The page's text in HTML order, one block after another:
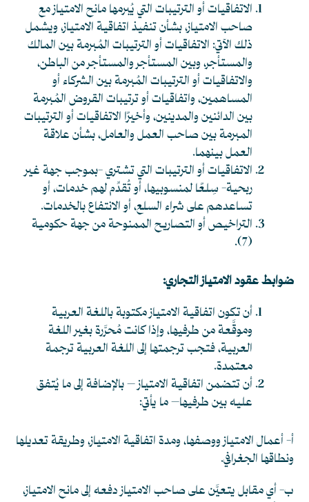
الاتفاقيات أو الترتيبات التي يُبرمها مانح الامتياز مع
صاحب الامتياز، بشأن تنفيذ اتفاقية الامتياز، ويشمل
ذلك الآتي: الاتفاقيات أو الترتيبات المُبرمة بين المالك
والمستأجر، وبين المستأجر والمستأجر من الباطن،
والاتفاقيات أو الترتيبات المُبرمة بين الشركاء أو
المساهمين، واتفاقيات أو ترتيبات القروض المُبرمة
بين الدائنين والمدينين، وأخيرًا الاتفاقيات أو الترتيبات
المبرمة بين صاحب العمل والعامل، بشأن علاقة
العمل بينهما.
الاتفاقيات أو الترتيبات التي تشتري -بموجب جهة غير
ربحية- سِلعًا لمنسوبيها، أو تُقدِّم لهم خدمات، أو
تساعدهم على شراء السلع، أو الانتفاع بالخدمات.
التراخيص أو التصاريح الممنوحة من جهة حكومية
(7)
.
ضوابط عقود الامتياز التجاري:
أن تكون اتفاقية الامتياز مكتوبة باللغة العربية
وموقَّعة من طرفيها، وإذا كانت مُحرَّرة بغير اللغة
العربية، فتجب ترجمتها إلى اللغة العربية ترجمة
معتمدة.
أن تتضمن اتفاقية الامتياز – بالإضافة إلى ما يُتفق
عليه بين طرفيها– ما يأتي:
أ- أعمال الامتياز ووصفها، ومدة اتفاقية الامتياز، وطريقة تعديلها
ونطاقها الجغرافي.
ب- أي مقابل يتعيَّن على صاحب الامتياز دفعه إلى مانح الامتياز،